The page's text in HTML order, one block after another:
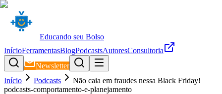
Educando seu Bolso
InícioFerramentasBlogPodcastsAutoresConsultoria
Newsletter
Início
Podcasts
Não caia em fraudes nessa Black Friday!
podcasts-comportamento-e-planejamento